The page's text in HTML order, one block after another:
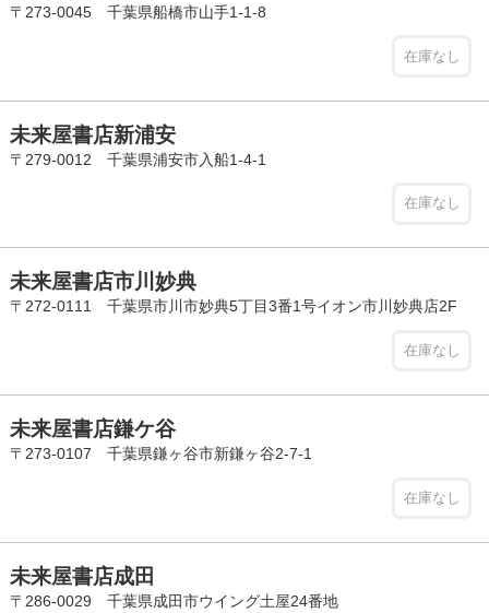
〒273-0045 千葉県船橋市山手1-1-8
在庫なし
未来屋書店新浦安
〒279-0012 千葉県浦安市入船1-4-1
在庫なし
未来屋書店市川妙典
〒272-0111 千葉県市川市妙典5丁目3番1号イオン市川妙典店2F
在庫なし
未来屋書店鎌ケ谷
〒273-0107 千葉県鎌ヶ谷市新鎌ヶ谷2-7-1
在庫なし
未来屋書店成田
〒286-0029 千葉県成田市ウイング土屋24番地